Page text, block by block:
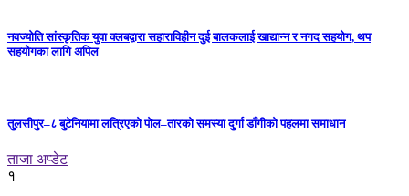
नवज्योति सांस्कृतिक युवा क्लबद्वारा सहाराविहीन दुई बालकलाई खाद्यान्न र नगद सहयोग, थप
सहयोगका लागि अपिल
तुलसीपुर–८ बुटेनियामा लत्रिएको पोल–तारको समस्या दुर्गा डाँगीको पहलमा समाधान
ताजा अप्डेट
१